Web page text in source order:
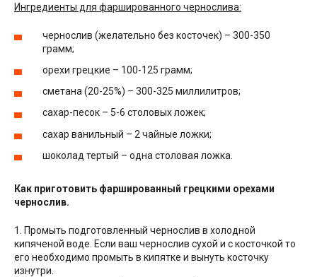
Ингредиенты для фаршированного чернослива:
чернослив (желательно без косточек) – 300-350
грамм;
орехи грецкие – 100-125 грамм;
сметана (20-25%) – 300-325 миллилитров;
сахар-песок – 5-6 столовых ложек;
сахар ванильный – 2 чайные ложки;
шоколад тертый – одна столовая ложка.
Как приготовить фаршированный грецкими орехами
чернослив.
1. Промыть подготовленный чернослив в холодной
кипяченой воде. Если ваш чернослив сухой и с косточкой то
его необходимо промыть в кипятке и вынуть косточку
изнутри.